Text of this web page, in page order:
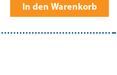
In den Warenkorb